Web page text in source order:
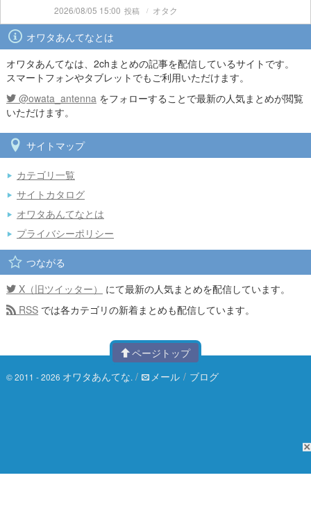
2026/08/05 15:00 オタク
オワタあんてなとは
オワタあんてなは、2chまとめの記事を配信しているサイトです。
スマートフォンやタブレットでもご利用いただけます。
@owata_antenna をフォローすることで最新の人気まとめが閲覧
いただけます。
サイトマップ
カテゴリ一覧
サイトカタログ
オワタあんてなとは
プライバシーポリシー
つながる
X（旧ツイッター）
にて最新の人気まとめを配信しています。
RSS では各カテゴリの新着まとめも配信しています。
ページトップ
© 2011 - 2026 オワタあんてな. / メール / ブログ